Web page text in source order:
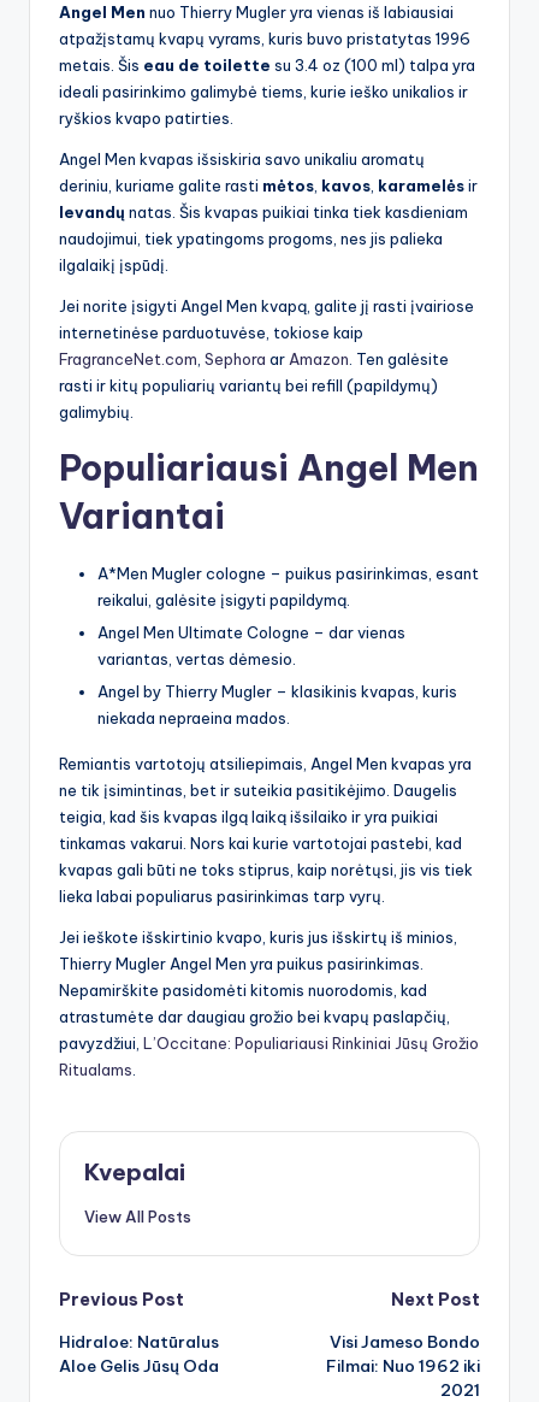
Angel Men nuo Thierry Mugler yra vienas iš labiausiai
atpažįstamų kvapų vyrams, kuris buvo pristatytas 1996
metais. Šis eau de toilette su 3.4 oz (100 ml) talpa yra
ideali pasirinkimo galimybė tiems, kurie ieško unikalios ir
ryškios kvapo patirties.
Angel Men kvapas išsiskiria savo unikaliu aromatų
deriniu, kuriame galite rasti mėtos kavos karamelėsir
levandų natas. Šis kvapas puikiai tinka tiek kasdieniam
naudojimui, tiek ypatingoms progoms, nes jis palieka
ilgalaikį įspūdį.
Jei norite įsigyti Angel Men kvapą, galite jį rasti įvairiose
internetinėse parduotuvėse, tokiose kaip
FragranceNet.com Sephora ar Amazon . Ten galėsite
rasti ir kitų populiarių variantų bei refill (papildymų)
galimybių.
Populiariausi Angel Men
Variantai
A*Men Mugler cologne – puikus pasirinkimas, esant
reikalui, galėsite įsigyti papildymą.
Angel Men Ultimate Cologne – dar vienas
variantas, vertas dėmesio.
Angel by Thierry Mugler – klasikinis kvapas, kuris
niekada nepraeina mados.
Remiantis vartotojų atsiliepimais, Angel Men kvapas yra
ne tik įsimintinas, bet ir suteikia pasitikėjimo. Daugelis
teigia, kad šis kvapas ilgą laiką išsilaiko ir yra puikiai
tinkamas vakarui. Nors kai kurie vartotojai pastebi, kad
kvapas gali būti ne toks stiprus, kaip norėtųsi, jis vis tiek
lieka labai populiarus pasirinkimas tarp vyrų.
Jei ieškote išskirtinio kvapo, kuris jus išskirtų iš minios,
Thierry Mugler Angel Men yra puikus pasirinkimas.
Nepamirškite pasidomėti kitomis nuorodomis, kad
atrastumėte dar daugiau grožio bei kvapų paslapčių,
pavyzdžiui, L’Occitane: Populiariausi Rinkiniai Jūsų Grožio
Ritualams
Kvepalai
View All Posts
Post
navigation
Previous Post
Hidraloe: Natūralus
Aloe Gelis Jūsų Oda
Next Post
Visi Jameso Bondo
Filmai: Nuo 1962 iki
2021